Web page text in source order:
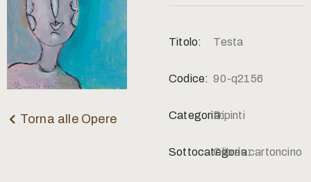
Torna alle Opere
Titolo: Testa
Codice: 90-q2156
Categoria:Dipinti
Sottocategoria:Olio su cartoncino